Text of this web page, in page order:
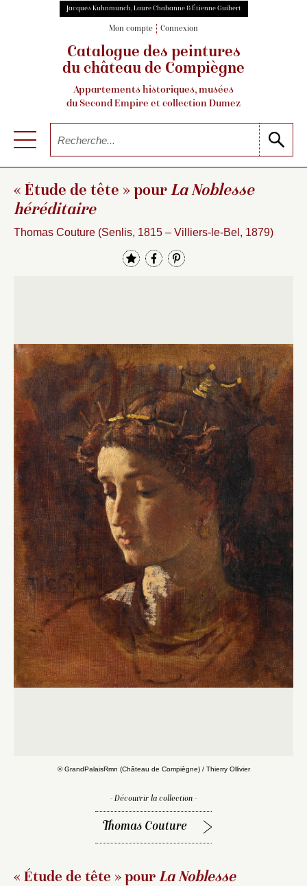
Jacques Kuhnmunch, Laure Chabanne & Étienne Guibert
Mon compte Connexion
Catalogue des peintures
du château de Compiègne
Appartements historiques, musées
du Second Empire et collection Dumez
« Étude de tête » pour La Noblesse
héréditaire
Thomas Couture (Senlis, 1815 – Villiers-le-Bel, 1879)
© GrandPalaisRmn (Château de Compiègne) / Thierry Ollivier
- Découvrir la collection -
Thomas Couture
« Étude de tête » pour La Noblesse